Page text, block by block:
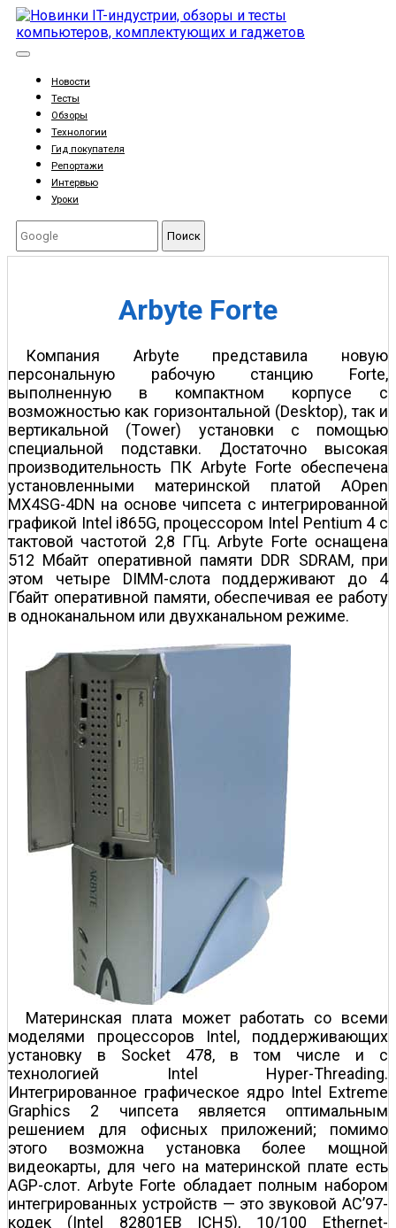
Новости
Тесты
Обзоры
Технологии
Гид покупателя
Репортажи
Интервью
Уроки
Поиск
Arbyte Forte
Компания Arbyte представила новую
персональную рабочую станцию Forte,
выполненную в компактном корпусе с
возможностью как горизонтальной (Desktop), так и
вертикальной (Тower) установки с помощью
специальной подставки. Достаточно высокая
производительность ПК Arbyte Forte обеспечена
установленными материнской платой AOpen
MX4SG-4DN на основе чипсета с интегрированной
графикой Intel i865G, процессором Intel Pentium 4 с
тактовой частотой 2,8 ГГц. Arbyte Forte оснащена
512 Мбайт оперативной памяти DDR SDRAM, при
этом четыре DIMM-слота поддерживают до 4
Гбайт оперативной памяти, обеспечивая ее работу
в одноканальном или двухканальном режиме.
Материнская плата может работать со всеми
моделями процессоров Intel, поддерживающих
установку в Socket 478, в том числе и с
технологией Intel Hyper-Threading.
Интегрированное графическое ядро Intel Extreme
Graphics 2 чипсета является оптимальным
решением для офисных приложений; помимо
этого возможна установка более мощной
видеокарты, для чего на материнской плате есть
AGP-слот. Arbyte Forte обладает полным набором
интегрированных устройств — это звуковой AC’97-
кодек (Intel 82801EB ICH5), 10/100 Ethernet-